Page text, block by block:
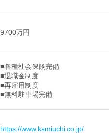
9700万円
■各種社会保険完備
■退職金制度
■再雇用制度
■無料駐車場完備
https://www.kamiuchi.co.jp/